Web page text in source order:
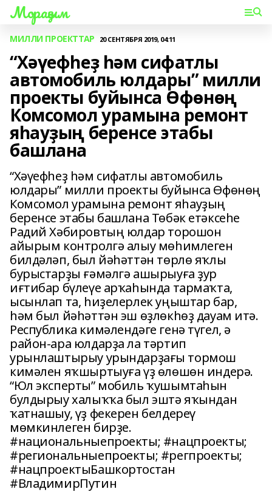
Мораҙым
МИЛЛИ ПРОЕКТТАР 20 СЕНТЯБРЯ 2019, 04:11
“Хәүефһеҙ һәм сифатлы
автомобиль юлдары” милли
проекты буйынса Өфөнөң
Комсомол урамына ремонт
яһауҙың беренсе этабы
башлана
“Хәүефһеҙ һәм сифатлы автомобиль
юлдары” милли проекты буйынса Өфөнөң
Комсомол урамына ремонт яһауҙың
беренсе этабы башлана Төбәк етәксеһе
Радий Хәбировтың юлдар торошон
айырым контролгә алыу мөһимлеген
билдәләп, был йәһәттән төрлө яҡлы
бурыстарҙы ғәмәлгә ашырыуға ҙур
иғтибар бүлеүе арҡаһында тармаҡта,
ысынлап та, һиҙелерлек уңыштар бар,
һәм был йәһәттән эш өҙлөкһөҙ дауам итә.
Республика кимәлендәге генә түгел, ә
район-ара юлдарҙа ла тәртип
урынлаштырыу урындарҙағы тормош
кимәлен яҡшыртыуға үҙ өлөшөн индерә.
“Юл эксперты” мобиль ҡушымтаһын
булдырыу халыҡҡа был эштә яҡындан
ҡатнашыу, үҙ фекерен белдереү
мөмкинлеген бирҙе.
#национальныепроекты; #нацпроекты;
#региональныепроекты; #регпроекты;
#нацпроектыБашкортостан
#ВладимирПутин